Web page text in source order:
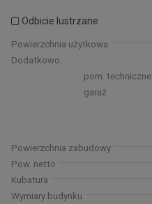
Odbicie lustrzane
Powierzchnia użytkowa
Dodatkowo:
pom. techniczne
garaż
Powierzchnia zabudowy
Pow. netto
Kubatura
Wymiary budynku